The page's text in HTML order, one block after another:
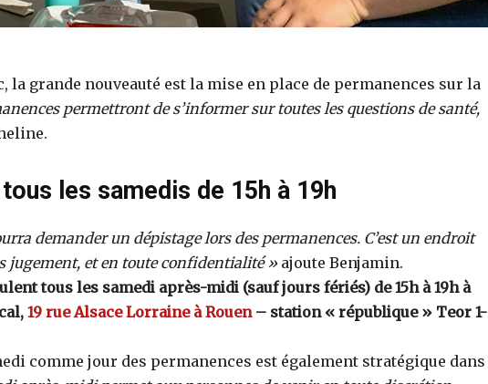
la grande nouveauté est la mise en place de permanences sur la
permettront de s’informer sur toutes les questions de santé,
les samedis de 15h à 19h
demander un dépistage lors des permanences. C’est un endroit
jugement, et en toute confidentialité »ajoute Benjamin.
tous les samedi après-midi (sauf jours fériés) de 15h à 19h à
19 rue Alsace Lorraine à Rouen– station « république » Teor 1-
comme jour des permanences est également stratégique dans